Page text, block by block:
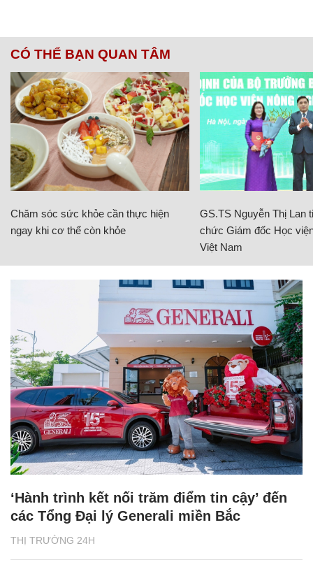
CÓ THỂ BẠN QUAN TÂM
Chăm sóc sức khỏe cần thực hiện
ngay khi cơ thể còn khỏe
GS.TS Nguyễn Thị Lan
chức Giám đốc Học
Việt Nam
THỊ TRƯỜNG 24H
‘Hành trình kết nối trăm điểm tin cậy’ đến
các Tổng Đại lý Generali miền Bắc